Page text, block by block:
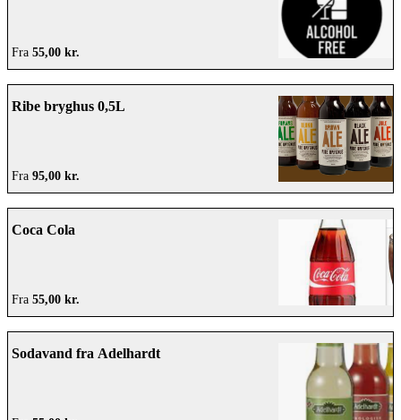
Fra 55,00 kr.
Ribe bryghus 0,5L
Fra 95,00 kr.
Coca Cola
Fra 55,00 kr.
Sodavand fra Adelhardt